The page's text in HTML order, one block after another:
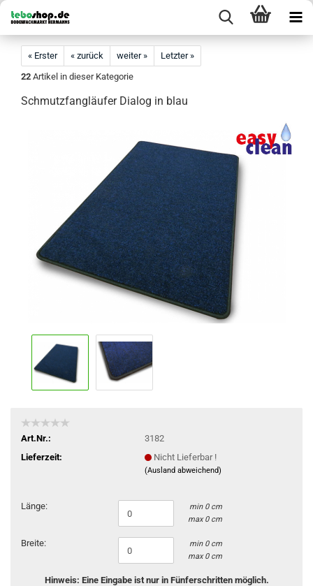
« Erster « zurück weiter »
Letzter »
22 Artikel in dieser Kategorie
Schmutzfangläufer Dialog in blau
Art.Nr.:
3182
Lieferzeit:
Nicht Lieferbar !
(Ausland abweichend)
Länge:
min 0 cm
max 0 cm
Breite:
min 0 cm
max 0 cm
Hinweis: Eine Eingabe ist nur in Fünferschritten möglich.